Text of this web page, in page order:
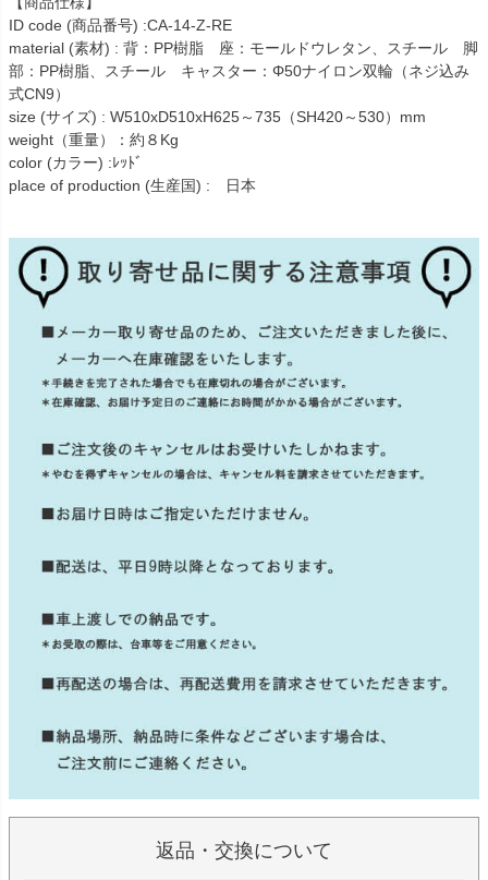
ID code (商品番号) :CA-14-Z-RE
material (素材) : 背：PP樹脂 座：モールドウレタン、スチール 脚
部：PP樹脂、スチール キャスター：Φ50ナイロン双輪（ネジ込み
式CN9）
size (サイズ) : W510xD510xH625～735（SH420～530）mm
weight（重量）：約８Kg
color (カラー) :ﾚｯﾄﾞ
place of production (生産国) : 日本
返品・交換について